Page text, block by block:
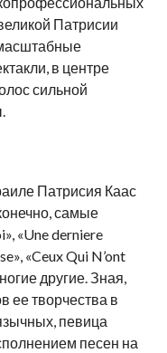
Патрисии
в центре
сильной
Патрисия Каас
самые
«Une derniere
«Ceux Qui N’ont
другие. Зная,
ее творчества в
певица
песен на